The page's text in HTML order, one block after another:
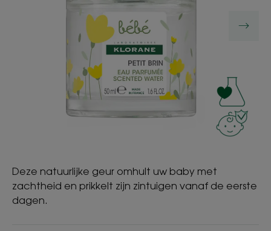
Deze natuurlijke geur omhult uw baby met
zachtheid en prikkelt zijn zintuigen vanaf de eerste
dagen.